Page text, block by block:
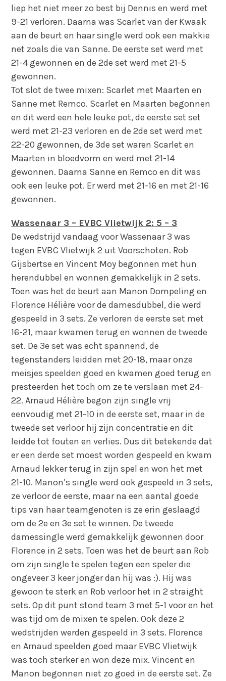
liep het niet meer zo best bij Dennis en werd met
9-21 verloren. Daarna was Scarlet van der Kwaak
aan de beurt en haar single werd ook een makkie
net zoals die van Sanne. De eerste set werd met
21-4 gewonnen en de 2de set werd met 21-5
gewonnen.
Tot slot de twee mixen: Scarlet met Maarten en
Sanne met Remco. Scarlet en Maarten begonnen
en dit werd een hele leuke pot, de eerste set set
werd met 21-23 verloren en de 2de set werd met
22-20 gewonnen, de 3de set waren Scarlet en
Maarten in bloedvorm en werd met 21-14
gewonnen. Daarna Sanne en Remco en dit was
ook een leuke pot. Er werd met 21-16 en met 21-16
gewonnen.
Wassenaar 3 – EVBC Vlietwijk 2: 5 – 3
De wedstrijd vandaag voor Wassenaar 3 was
tegen EVBC Vlietwijk 2 uit Voorschoten. Rob
Gijsbertse en Vincent Moy begonnen met hun
herendubbel en wonnen gemakkelijk in 2 sets.
Toen was het de beurt aan Manon Dompeling en
Florence Hélière voor de damesdubbel, die werd
gespeeld in 3 sets. Ze verloren de eerste set met
16-21, maar kwamen terug en wonnen de tweede
set. De 3e set was echt spannend, de
tegenstanders leidden met 20-18, maar onze
meisjes speelden goed en kwamen goed terug en
presteerden het toch om ze te verslaan met 24-
22. Arnaud Hélière begon zijn single vrij
eenvoudig met 21-10 in de eerste set, maar in de
tweede set verloor hij zijn concentratie en dit
leidde tot fouten en verlies. Dus dit betekende dat
er een derde set moest worden gespeeld en kwam
Arnaud lekker terug in zijn spel en won het met
21-10. Manon’s single werd ook gespeeld in 3 sets,
ze verloor de eerste, maar na een aantal goede
tips van haar teamgenoten is ze erin geslaagd
om de 2e en 3e set te winnen. De tweede
damessingle werd gemakkelijk gewonnen door
Florence in 2 sets. Toen was het de beurt aan Rob
om zijn single te spelen tegen een speler die
ongeveer 3 keer jonger dan hij was :). Hij was
gewoon te sterk en Rob verloor het in 2 straight
sets. Op dit punt stond team 3 met 5-1 voor en het
was tijd om de mixen te spelen. Ook deze 2
wedstrijden werden gespeeld in 3 sets. Florence
en Arnaud speelden goed maar EVBC Vlietwijk
was toch sterker en won deze mix. Vincent en
Manon begonnen niet zo goed in de eerste set. Ze